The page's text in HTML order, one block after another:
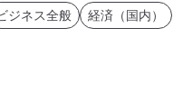
ジネス全般 経済（国内）